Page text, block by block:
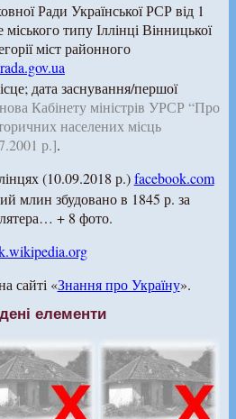
Ради Української РСР від 1
типу Іллінці Вінницької
міст районного
дата заснування/першої
Кабінету міністрів УРСР “Про
населених місць
р.].
(10.09.2018 р.)facebook.com
млин збудовано в 1845 р. за
+ 8 фото.
сайті «Знання про Україну».
елементи